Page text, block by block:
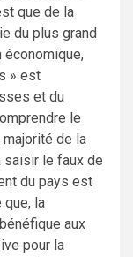
que de la
du plus grand
économique,
» est
et du
le
majorité de la
saisir le faux de
du pays est
que, la
aux
pour la